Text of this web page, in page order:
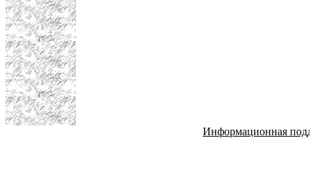
Информационная